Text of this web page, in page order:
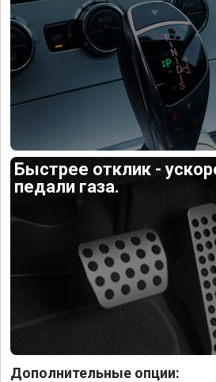
Быстрее отклик -
педали газа.
Дополнительные опции: